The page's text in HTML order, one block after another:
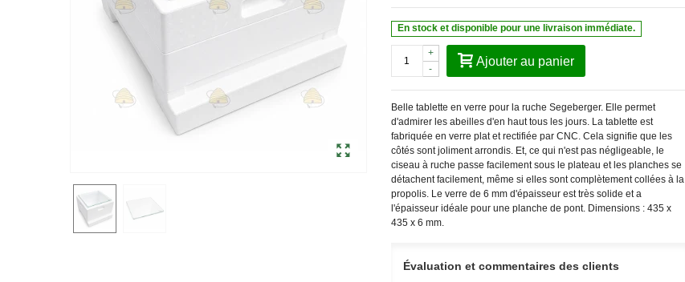
En stock et disponible pour une livraison immédiate.
-
+
Ajouter au panier
Belle tablette en verre pour la ruche Segeberger. Elle permet
d'admirer les abeilles d'en haut tous les jours. La tablette est
fabriquée en verre plat et rectifiée par CNC. Cela signifie que les
côtés sont joliment arrondis. Et, ce qui n'est pas négligeable, le
ciseau à ruche passe facilement sous le plateau et les planches se
détachent facilement, même si elles sont complètement collées à la
propolis. Le verre de 6 mm d'épaisseur est très solide et a
l'épaisseur idéale pour une planche de pont. Dimensions : 435 x
435 x 6 mm.
Évaluation et commentaires des clients